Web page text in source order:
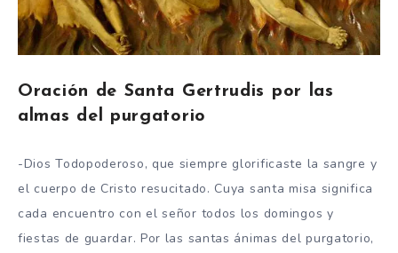
Oración de Santa Gertrudis por las
almas del purgatorio
-Dios Todopoderoso, que siempre glorificaste la sangre y
el cuerpo de Cristo resucitado. Cuya santa misa significa
cada encuentro con el señor todos los domingos y
fiestas de guardar. Por las santas ánimas del purgatorio,